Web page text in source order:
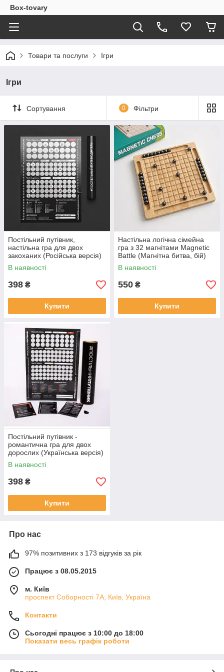
Box-tovary
Товари та послуги Ігри
Ігри
Сортування 0 Фільтри
Постільний путівник,
настільна гра для двох
закоханих (Російська версія)
В наявності
398 ₴
Купити
Настільна логічна сімейна
гра з 32 магнітами Magnetic
Battle (Магнітна битва, бій)
для дітей і дорослих
В наявності
550 ₴
Купити
Постільний путівник -
романтична гра для двох
дорослих (Українська версія)
В наявності
398 ₴
Купити
Про нас
97% позитивних з 173 відгуків за рік
Працює з 08.05.2015
м. Київ
проспект Соборності 7А, Київ, Україна
Контакти
Сьогодні працює з 10:00 до 18:00
Показати весь графік роботи